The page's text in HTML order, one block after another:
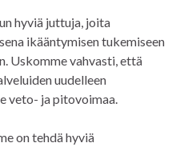
hyviä juttuja, joita
ikääntymisen tukemiseen
Uskomme vahvasti, että
uudelleen
veto- ja pitovoimaa.
on tehdä hyviä